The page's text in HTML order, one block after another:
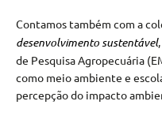
Contamos também com a
desenvolvimento sustentável
de Pesquisa Agropecuária
como meio ambiente e
percepção do impacto